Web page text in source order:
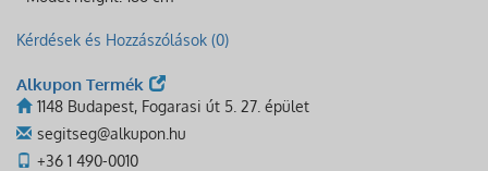
Kérdések és Hozzászólások (0)
Alkupon Termék
1148 Budapest, Fogarasi út 5. 27. épület
segitseg@alkupon.hu
+36 1 490-0010